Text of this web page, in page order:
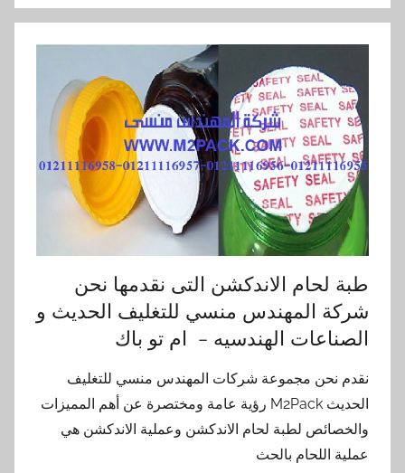
طبة لحام الاندكشن التى نقدمها نحن
شركة المهندس منسي للتغليف الحديث و
الصناعات الهندسيه – ام تو باك
نقدم نحن مجموعة شركات المهندس منسي للتغليف
الحديث M2Pack رؤية عامة ومختصرة عن أهم المميزات
والخصائص لطبة لحام الاندكشن وعملية الاندكشن هي
عملية اللحام بالحث